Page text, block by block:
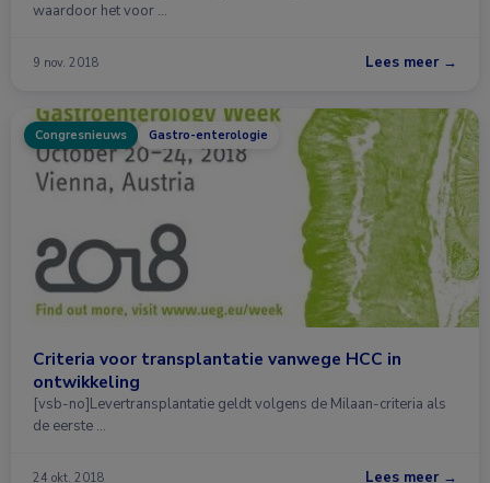
waardoor het voor …
9 nov. 2018 Lees meer →
Congresnieuws Gastro-enterologie
Criteria voor transplantatie vanwege HCC in
ontwikkeling
[vsb-no]Levertransplantatie geldt volgens de Milaan-criteria als
de eerste …
24 okt. 2018 Lees meer →